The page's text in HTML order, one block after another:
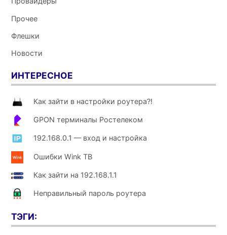
Прочее
Флешки
Новости
ИНТЕРЕСНОЕ
Как зайти в настройки роутера?!
GPON терминалы Ростелеком
192.168.0.1 — вход и настройка
Ошибки Wink ТВ
Как зайти на 192.168.1.1
Неправильный пароль роутера
ТЭГИ: